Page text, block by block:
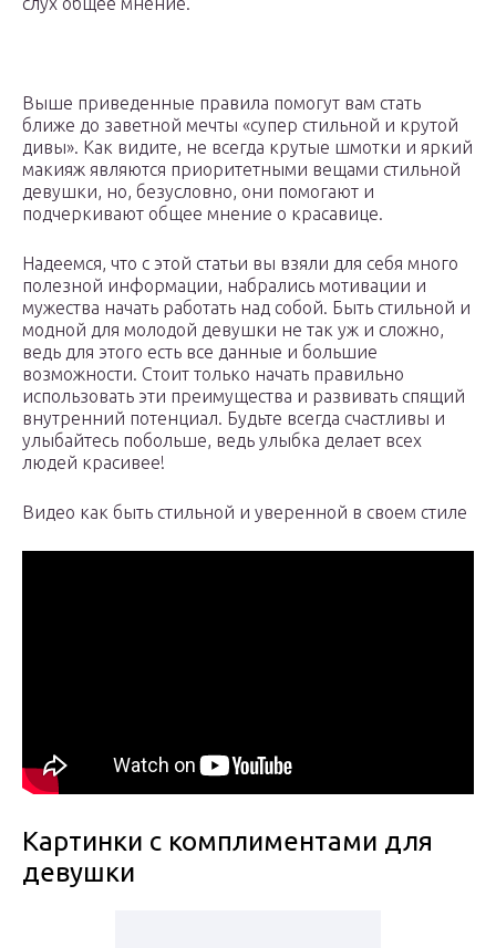
Выше приведенные правила помогут вам стать
ближе до заветной мечты «супер стильной и крутой
дивы». Как видите, не всегда крутые шмотки и яркий
макияж являются приоритетными вещами стильной
девушки, но, безусловно, они помогают и
подчеркивают общее мнение о красавице.
Надеемся, что с этой статьи вы взяли для себя много
полезной информации, набрались мотивации и
мужества начать работать над собой. Быть стильной и
модной для молодой девушки не так уж и сложно,
ведь для этого есть все данные и большие
возможности. Стоит только начать правильно
использовать эти преимущества и развивать спящий
внутренний потенциал. Будьте всегда счастливы и
улыбайтесь побольше, ведь улыбка делает всех
людей красивее!
Видео как быть стильной и уверенной в своем стиле
Картинки с комплиментами для
девушки